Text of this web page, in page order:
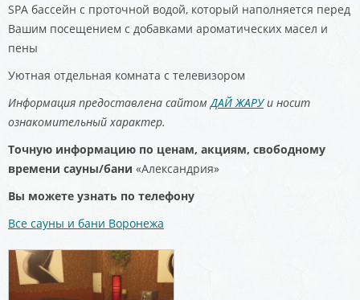
SPA бассейн с проточной водой, который наполняется перед
Вашим посещением с добавками ароматических масел и
пены
Уютная отдельная комната с телевизором
Информация предоставлена сайтом ДАЙ ЖАРУи носит
ознакомительный характер.
Точную информацию по ценам, акциям, свободному
времени сауны/бани «Александрия»
Вы можете узнать по телефону
Все сауны и бани Воронежа